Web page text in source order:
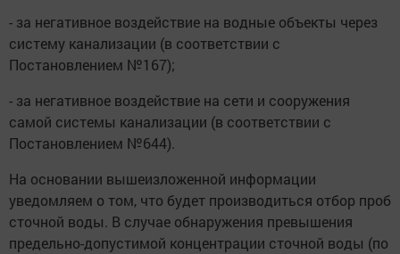
- за негативное воздействие на водные объекты через
систему канализации (в соответствии с
Постановлением №167);
- за негативное воздействие на сети и сооружения
самой системы канализации (в соответствии с
Постановлением №644).
На основании вышеизложенной информации
уведомляем о том, что будет производиться отбор проб
сточной воды. В случае обнаружения превышения
предельно-допустимой концентрации сточной воды (по